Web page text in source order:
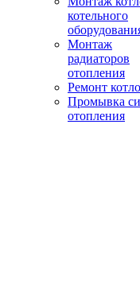
котельного
Монтаж
радиаторов
отопления
Ремонт
Промывка
отопления